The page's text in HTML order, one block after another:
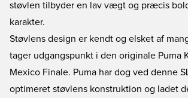
støvlen tilbyder en lav vægt og præcis
karakter.
Støvlens design er kendt og elsket af
tager udgangspunkt i den originale Puma
Mexico Finale. Puma har dog ved denne
optimeret støvlens konstruktion og ladet